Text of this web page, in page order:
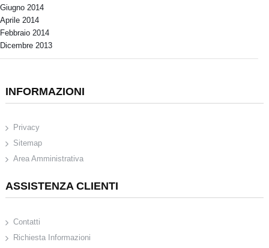
Giugno 2014
Aprile 2014
Febbraio 2014
Dicembre 2013
INFORMAZIONI
Privacy
Sitemap
Area Amministrativa
ASSISTENZA CLIENTI
Contatti
Richiesta Informazioni